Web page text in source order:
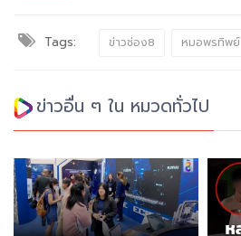
Tags: ข่าวช่อง8 หมอพรทิพย์
ข่าวอื่น ๆ ใน หมวดทั่วไป